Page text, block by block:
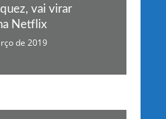
vai virar
Netflix
de 2019